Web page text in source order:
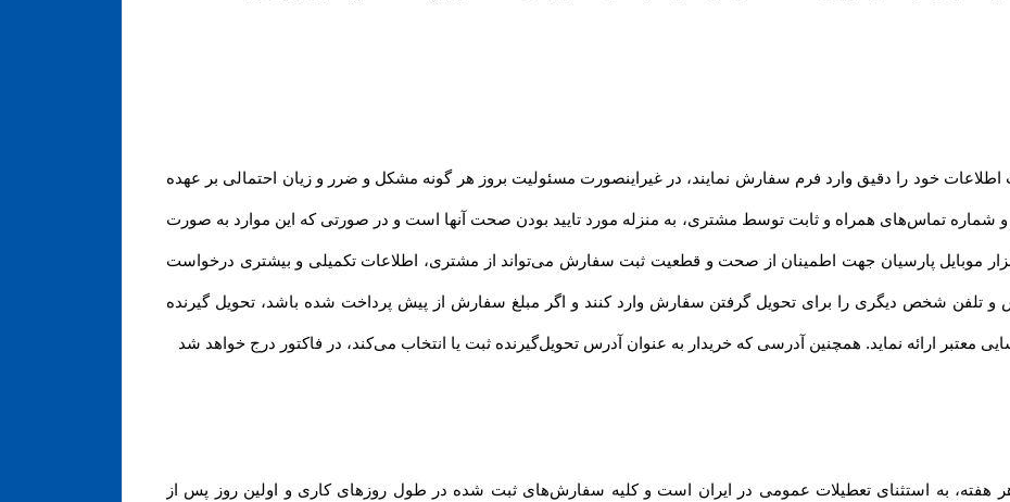
خود را دقیق وارد فرم سفارش نمایند، در غیراینصورت مسئولیت بروز هر گونه مشکل و ضرر و زیان احتمالی بر عهده
و شماره تماس‌های همراه و ثابت توسط مشتری، به منزله مورد تایید بودن صحت آنها است و در صورتی که این موارد به صورت
موبایل پارسیان جهت اطمینان از صحت و قطعیت ثبت سفارش می‌تواند از مشتری، اطلاعات تکمیلی و بیشتری درخواست
و تلفن شخص دیگری را برای تحویل گرفتن سفارش وارد کنند و اگر مبلغ سفارش از پیش پرداخت شده باشد، تحویل گیرنده
معتبر ارائه نماید. همچنین آدرسی که خریدار به عنوان آدرس تحویل‌گیرنده ثبت یا انتخاب می‌کند، در فاکتور درج خواهد شد
هفته، به استثنای تعطیلات عمومی در ایران است و کلیه سفارش‏‌های ثبت شده در طول روزهای کاری و اولین روز پس از